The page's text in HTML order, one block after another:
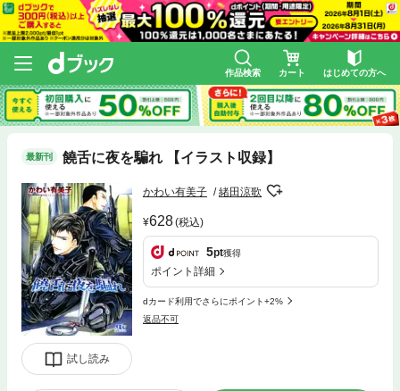
作品検索 カート はじめての方へ
最新刊 饒舌に夜を騙れ 【イラスト収録】
試し読み
かわい有美子 緒田涼歌
628(税込)
5pt獲得
ポイント詳細
dカード利用でさらにポイント+2%
返品不可